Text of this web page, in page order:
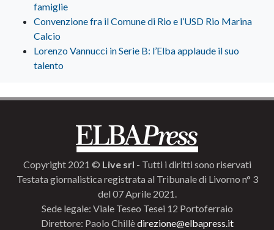
famiglie
Convenzione fra il Comune di Rio e l’USD Rio Marina
Calcio
Lorenzo Vannucci in Serie B: l’Elba applaude il suo
talento
Copyright 2021 © Live srl - Tutti i diritti sono riservati
Testata giornalistica registrata al Tribunale di Livorno n° 3
del 07 Aprile 2021.
Sede legale: Viale Teseo Tesei 12 Portoferraio
Direttore: Paolo Chillèdirezione@elbapress.it